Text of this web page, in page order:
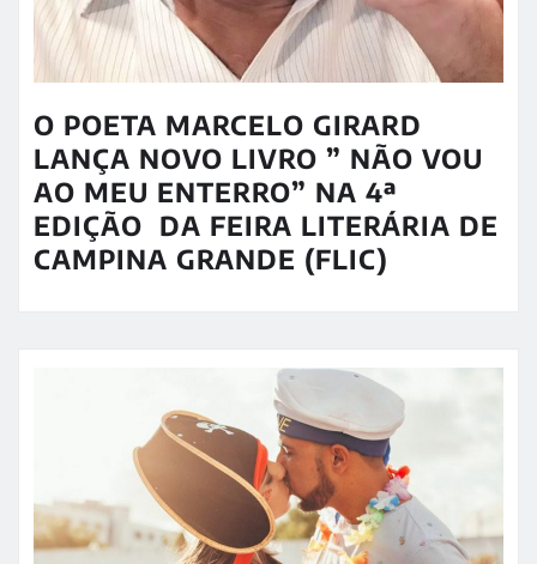
O POETA MARCELO GIRARD
LANÇA NOVO LIVRO ” NÃO VOU
AO MEU ENTERRO” NA 4ª
EDIÇÃO DA FEIRA LITERÁRIA DE
CAMPINA GRANDE (FLIC)